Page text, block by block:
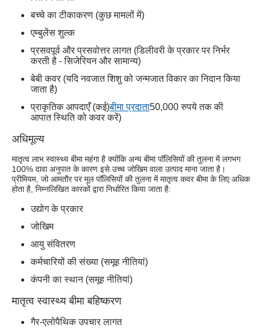
बच्चे का टीकाकरण (कुछ मामलों में)
एम्बुलेंस शुल्क
प्रसवपूर्व और प्रसवोत्तर लागत (डिलीवरी के प्रकार पर निर्भर
करती है - सिजेरियन और सामान्य)
बेबी कवर (यदि नवजात शिशु को जन्मजात विकार का निदान किया
जाता है)
प्राकृतिक आपदाएँ (कई)बीमा प्रदाता50,000 रुपये तक की
आपात स्थिति को कवर करें)
अधिमूल्य
मातृत्व लाभ स्वास्थ्य बीमा महंगा है क्योंकि अन्य बीमा पॉलिसियों की तुलना में लगभग
100% दावा अनुपात के कारण इसे उच्च जोखिम वाला उत्पाद माना जाता है।
प्रीमियम, जो आमतौर पर मूल पॉलिसियों की तुलना में मातृत्व कवर बीमा के लिए अधिक
होता है, निम्नलिखित कारकों द्वारा निर्धारित किया जाता है:
उद्योग के प्रकार
जोखिम
आयु संवितरण
कर्मचारियों की संख्या (समूह नीतियां)
कंपनी का स्थान (समूह नीतियां)
मातृत्व स्वास्थ्य बीमा बहिष्करण
गैर-एलोपैथिक उपचार लागत